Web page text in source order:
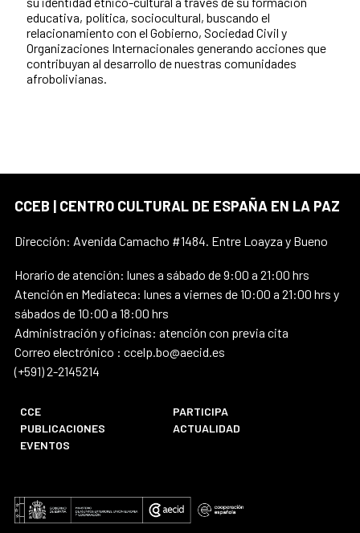
educativa, política, sociocultural, buscando el
relacionamiento con el Gobierno, Sociedad Civil y
Organizaciones Internacionales generando acciones que
contribuyan al desarrollo de nuestras comunidades
afrobolivianas.
CCEB | CENTRO CULTURAL DE ESPAÑA EN LA PAZ
Dirección: Avenida Camacho #1484. Entre Loayza y Bueno
Horario de atención: lunes a sábado de 9:00 a 21:00 hrs
Atención en Mediateca: lunes a viernes de 10:00 a 21:00 hrs y
sábados de 10:00 a 18:00 hrs
Administración y oficinas: atención con previa cita
Correo electrónico : ccelp.bo@aecid.es
(+591) 2-2145214
CCE
PARTICIPA
PUBLICACIONES
ACTUALIDAD
EVENTOS